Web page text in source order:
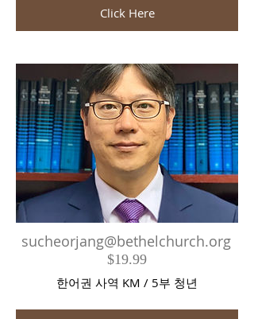
Click Here
sucheorjang@bethelchurch.org
$19.99
한어권 사역 KM / 5부 청년